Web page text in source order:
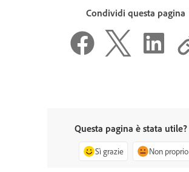
Condividi questa pagina
Questa pagina è stata utile?
Sì grazie Non proprio